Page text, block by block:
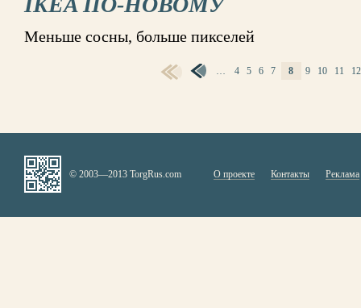
Меньше сосны, больше пикселей
… 4 5 6 7 8 9 10 11 12
© 2003—2013 TorgRus.com О проекте Контакты Реклама